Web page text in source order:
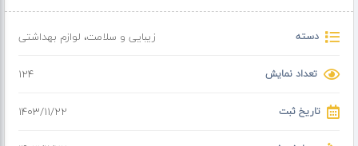
دسته زیبایی و سلامت، لوازم بهداشتی
تعداد نمایش 124
تاریخ ثبت ۱۴۰۳/۱۱/۲۲